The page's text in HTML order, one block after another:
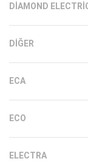
DIAMOND
DIĞER
ECA
ECO
ELECTRA